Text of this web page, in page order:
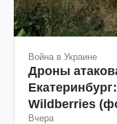
Война в Украине
Дроны
Wildberries
Вчера